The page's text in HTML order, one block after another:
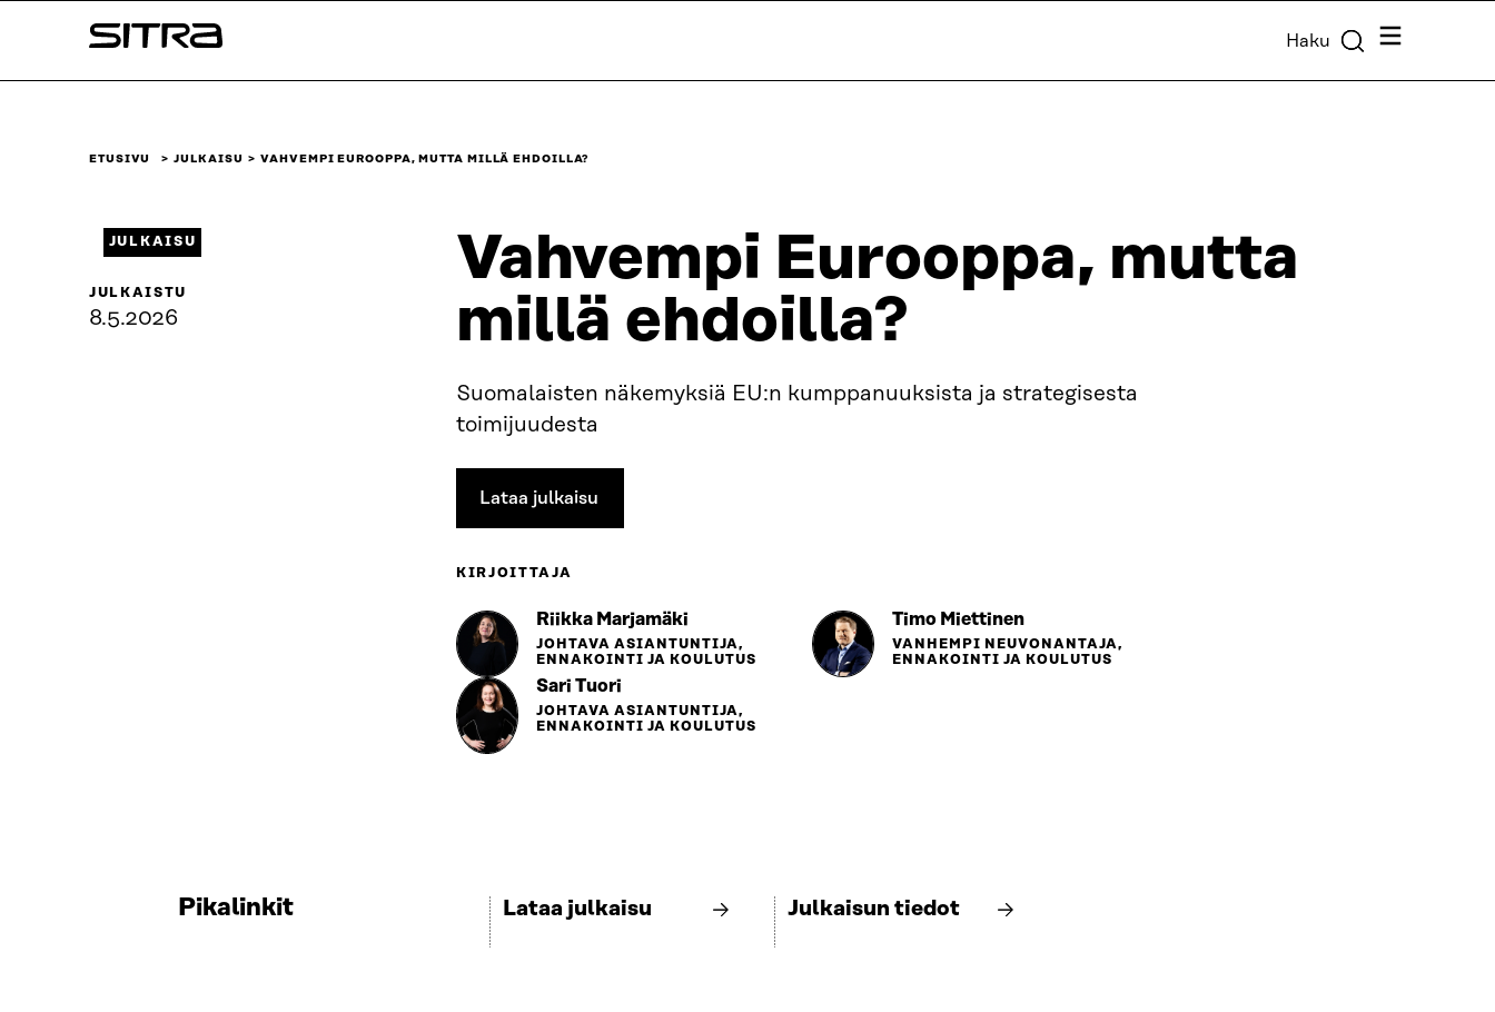
sisältöön
Sitra Haku Valikko
ETUSIVU JULKAISU VAHVEMPI EUROOPPA, MUTTA MILLÄ EHDOILLA?
Vahvempi Eurooppa, mutta
millä ehdoilla?
Suomalaisten näkemyksiä EU:n kumppanuuksista ja strategisesta
toimijuudesta
Lataa julkaisu
KIRJOITTAJA
Riikka Marjamäki
JOHTAVA ASIANTUNTIJA,
ENNAKOINTI JA KOULUTUS
Timo Miettinen
VANHEMPI NEUVONANTAJA,
ENNAKOINTI JA KOULUTUS
Sari Tuori
JOHTAVA ASIANTUNTIJA,
ENNAKOINTI JA KOULUTUS
JULKAISU
JULKAISTU
8.5.2026
Pikalinkit Lataa julkaisu Julkaisun tiedot